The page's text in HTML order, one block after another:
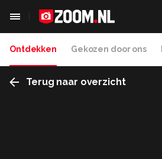
Ontdekken Gekozen door ons
Terug naar overzicht